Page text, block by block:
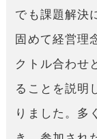
でも課題解決
固めて経営理
クトル合わせ
ることを説明
りました。多